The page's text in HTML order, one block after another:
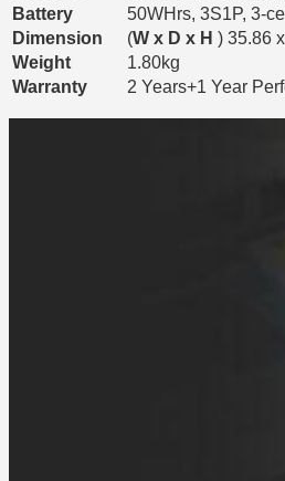
Battery
50WHrs, 3S1P, 3-
Dimension
(W x D x H ) 35.86
Weight
1.80kg
Warranty
2 Years+1 Year